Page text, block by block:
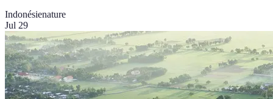
Indonésienature
Jul 29